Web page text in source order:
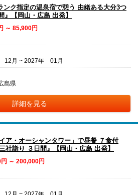
ンク指定の温泉宿で憩う 由緒ある大分3つ
【岡山・広島 出発】
～ 85,900円
12月 ~ 2027年 01月
島県
詳細を見る
ア・オーシャンタワー」で昼餐 ７食付
社詣り ３日間』【岡山・広島 出発】
～ 200,000円